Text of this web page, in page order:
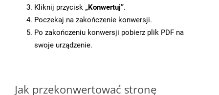
Kliknij przycisk „Konwertuj”.
Poczekaj na zakończenie konwersji.
Po zakończeniu konwersji pobierz plik PDF na
swoje urządzenie.
Jak przekonwertować stronę